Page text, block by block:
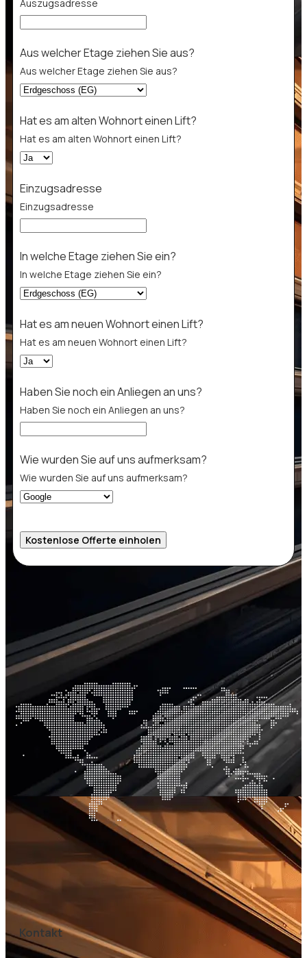
Kontakt
Auszugsadresse
Aus welcher Etage ziehen Sie aus?
Aus welcher Etage ziehen Sie aus?
Hat es am alten Wohnort einen Lift?
Hat es am alten Wohnort einen Lift?
Einzugsadresse
Einzugsadresse
ein
interessiert
In welche Etage ziehen Sie ein?
In welche Etage ziehen Sie ein?
Hat es am neuen Wohnort einen Lift?
Hat es am neuen Wohnort einen Lift?
Haben Sie noch ein Anliegen an uns?
Haben Sie noch ein Anliegen an uns?
Wie wurden Sie auf uns aufmerksam?
Wie wurden Sie auf uns aufmerksam?
Kostenlose Offerte einholen